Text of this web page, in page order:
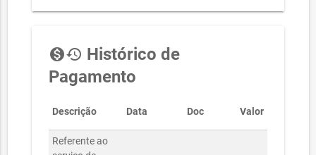
monetization_onhistory Histórico de
Pagamento
Descrição Data Doc Valor
Referente ao